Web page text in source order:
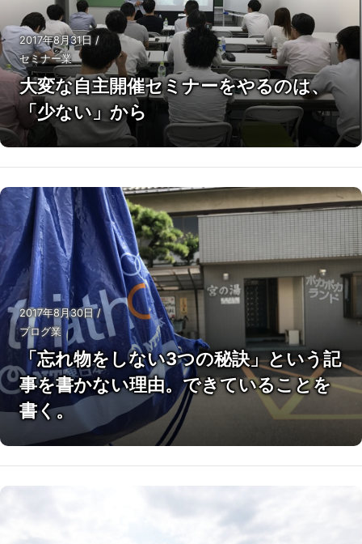
2017年8月31日/
セミナー業
大変な自主開催セミナーをやるのは、
「少ない」から
2017年8月30日/
ブログ業
「忘れ物をしない3つの秘訣」という記
事を書かない理由。できていることを
書く。